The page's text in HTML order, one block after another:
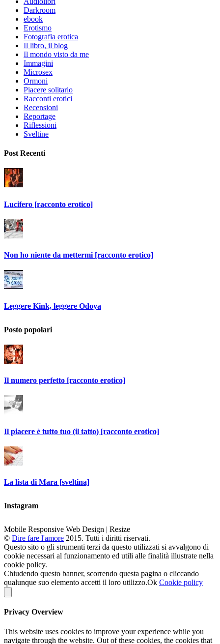
Darkroom
ebook
Erotismo
Fotografia erotica
Il libro, il blog
Il mondo visto da me
Immagini
Microsex
Ormoni
Piacere solitario
Racconti erotici
Recensioni
Reportage
Riflessioni
Sveltine
Post Recenti
Lucifero [racconto erotico]
Non ho niente da mettermi [racconto erotico]
Leggere Kink, leggere Odoya
Posto popolari
Il numero perfetto [racconto erotico]
Il piacere è tutto tuo (il tatto) [racconto erotico]
La lista di Mara [sveltina]
Instagram
Mobile Responsive Web Design | Resize
© Dire fare l'amore 2015. Tutti i diritti riservati.
Questo sito o gli strumenti terzi da questo utilizzati si avvalgono di
cookie necessari al funzionamento ed utili alle finalità illustrate nella
cookie policy.
Chiudendo questo banner, scorrendo questa pagina o cliccando
qualunque suo elemento accetti il loro utilizzo.Ok Cookie policy
Privacy Overview
This website uses cookies to improve your experience while you
navigate through the website. Out of these cookies, the cookies that